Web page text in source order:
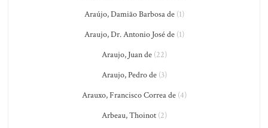
Araújo, Damião Barbosa de(1)
Araujo, Dr. Antonio José de(1)
Araujo, Juan de(22)
Araujo, Pedro de(3)
Arauxo, Francisco Correa de(4)
Arbeau, Thoinot(2)